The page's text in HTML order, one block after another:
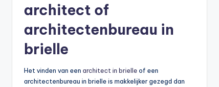
architect of
architectenbureau in
brielle
Het vinden van een architect in brielle of een
architectenbureau in brielle is makkelijker gezegd dan